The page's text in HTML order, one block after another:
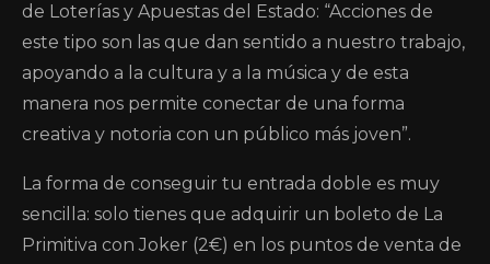
de Loterías y Apuestas del Estado: “Acciones de
este tipo son las que dan sentido a nuestro trabajo,
apoyando a la cultura y a la música y de esta
manera nos permite conectar de una forma
creativa y notoria con un público más joven”.
La forma de conseguir tu entrada doble es muy
sencilla: solo tienes que adquirir un boleto de La
Primitiva con Joker (2€) en los puntos de venta de